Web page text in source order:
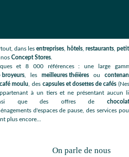
dans les entreprises hôtels restaurants
Concept Stores.
et 8 000 références : une large
broyeurs , les meilleures théières ou
moulu , descapsules et dosettes de cafés
à un tiers et ne présentant aucun
que des offres de
d'espaces de pause, des services
plus encore...
On parle de nous